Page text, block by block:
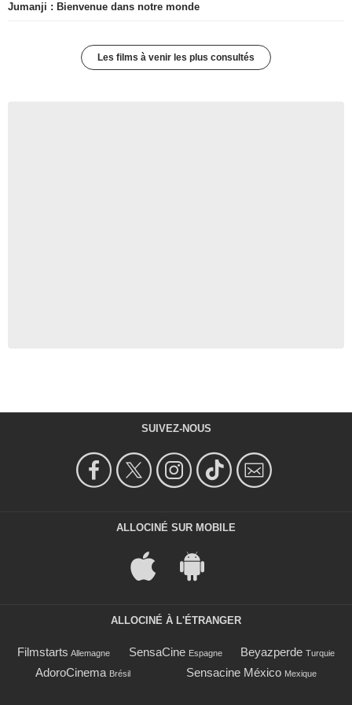
Jumanji : Bienvenue dans notre monde
Les films à venir les plus consultés
SUIVEZ-NOUS
ALLOCINÉ SUR MOBILE
ALLOCINÉ À L'ÉTRANGER
Filmstarts Allemagne SensaCine Espagne Beyazperde Turquie
AdoroCinema Brésil Sensacine México Mexique